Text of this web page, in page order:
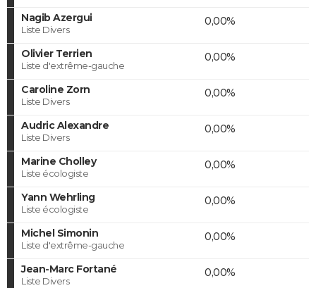
Nagib Azergui
Liste Divers
0,00%
Olivier Terrien
Liste d'extrême-gauche
0,00%
Caroline Zorn
Liste Divers
0,00%
Audric Alexandre
Liste Divers
0,00%
Marine Cholley
Liste écologiste
0,00%
Yann Wehrling
Liste écologiste
0,00%
Michel Simonin
Liste d'extrême-gauche
0,00%
Jean-Marc Fortané
Liste Divers
0,00%